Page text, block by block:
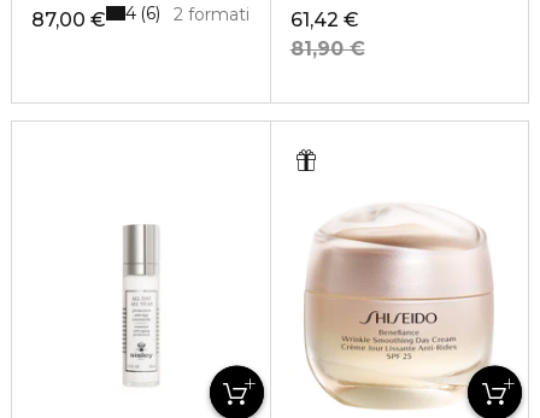
87,00 € 2 formati
4 6
61,42 €
81,90 €